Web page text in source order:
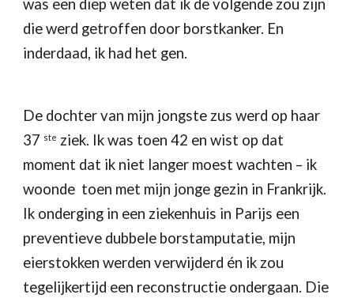
was een diep weten dat ik de volgende zou zijn
die werd getroffen door borstkanker. En
inderdaad, ik had het gen.
De dochter van mijn jongste zus werd op haar
37 ste ziek. Ik was toen 42 en wist op dat
moment dat ik niet langer moest wachten – ik
woonde  toen met mijn jonge gezin in Frankrijk.
Ik onderging in een ziekenhuis in Parijs een
preventieve dubbele borstamputatie, mijn
eierstokken werden verwijderd én ik zou
tegelijkertijd een reconstructie ondergaan. Die